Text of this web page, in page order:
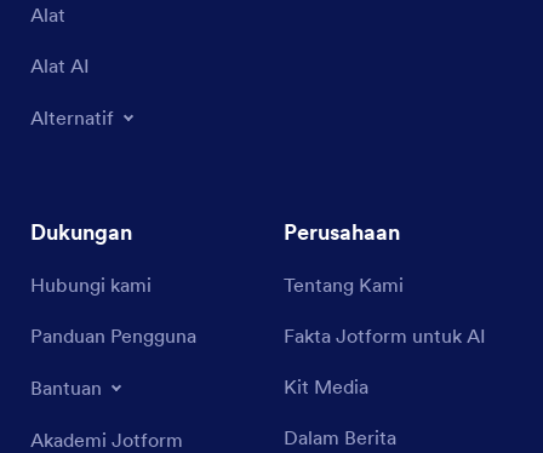
Alat
Alat AI
Alternatif
Dukungan
Hubungi kami
Panduan Pengguna
Bantuan
Akademi Jotform
Perusahaan
Tentang Kami
Fakta Jotform untuk AI
Kit Media
Dalam Berita